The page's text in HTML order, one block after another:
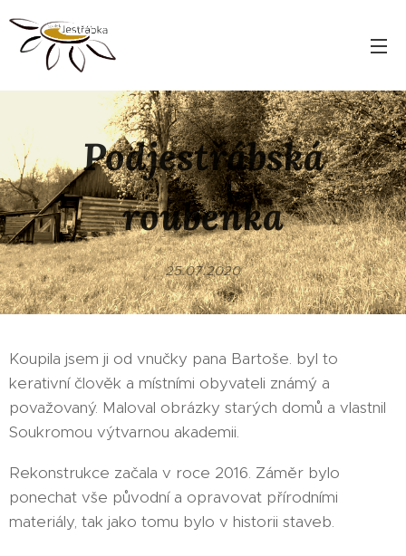
Podjestřábská
roubenka
25.07.2020
Koupila jsem ji od vnučky pana Bartoše. byl to
kerativní člověk a místními obyvateli známý a
považovaný. Maloval obrázky starých domů a vlastnil
Soukromou výtvarnou akademii.
Rekonstrukce začala v roce 2016. Záměr bylo
ponechat vše původní a opravovat přírodními
materiály, tak jako tomu bylo v historii staveb.